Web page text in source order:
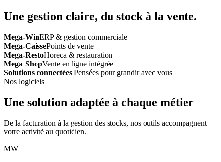
Une gestion claire, du stock à la vente.
Mega-WinERP & gestion commerciale
Mega-CaissePoints de vente
Mega-RestoHoreca & restauration
Mega-ShopVente en ligne intégrée
Solutions connectées Pensées pour grandir avec vous
Nos logiciels
Une solution adaptée à chaque métier
De la facturation à la gestion des stocks, nos outils accompagnent
votre activité au quotidien.
MW